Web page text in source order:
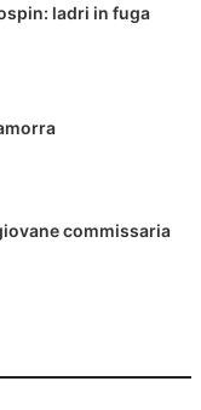
ladri in fuga
commissaria